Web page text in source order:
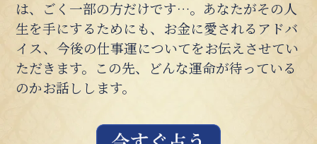
は、ごく一部の方だけです…。あなたがその人
生を手にするためにも、お金に愛されるアドバ
イス、今後の仕事運についてをお伝えさせてい
ただきます。この先、どんな運命が待っている
のかお話しします。